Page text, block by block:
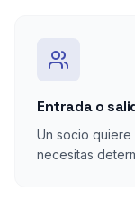
Entrada o
Un socio quiere
necesitas